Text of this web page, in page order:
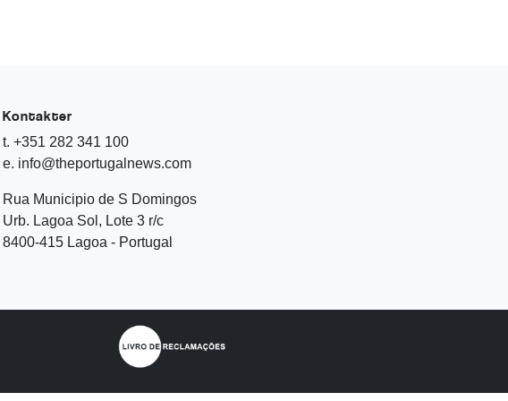
Kontakter
t. +351 282 341 100
e. info@theportugalnews.com
Rua Municipio de S Domingos
Urb. Lagoa Sol, Lote 3 r/c
8400-415 Lagoa - Portugal